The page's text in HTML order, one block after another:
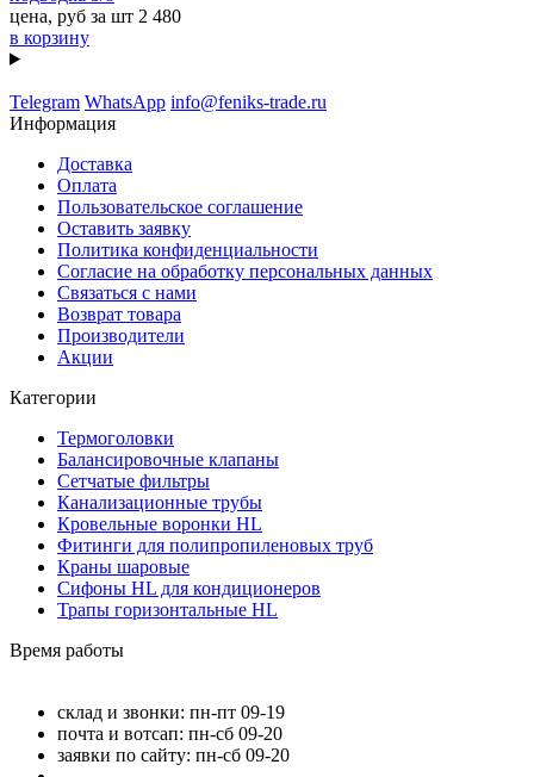
цена, руб за шт 2 480
в корзину
Telegram WhatsApp info@feniks-trade.ru
Информация
Доставка
Оплата
Пользовательское соглашение
Оставить заявку
Политика конфиденциальности
Согласие на обработку персональных данных
Связаться с нами
Возврат товара
Производители
Акции
Категории
Термоголовки
Балансировочные клапаны
Сетчатые фильтры
Канализационные трубы
Кровельные воронки HL
Фитинги для полипропиленовых труб
Краны шаровые
Сифоны HL для кондиционеров
Трапы горизонтальные HL
Время работы
склад и звонки: пн-пт 09-19
почта и вотсап: пн-сб 09-20
заявки по сайту: пн-сб 09-20